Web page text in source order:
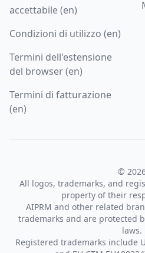
accettabile (en)
Condizioni di utilizzo (en)
Termini dell'estensione
del browser (en)
Termini di fatturazione
(en)
©
All logos, trademarks, and
property of their
AIPRM and other related
trademarks and are protected
laws.
Registered trademarks include